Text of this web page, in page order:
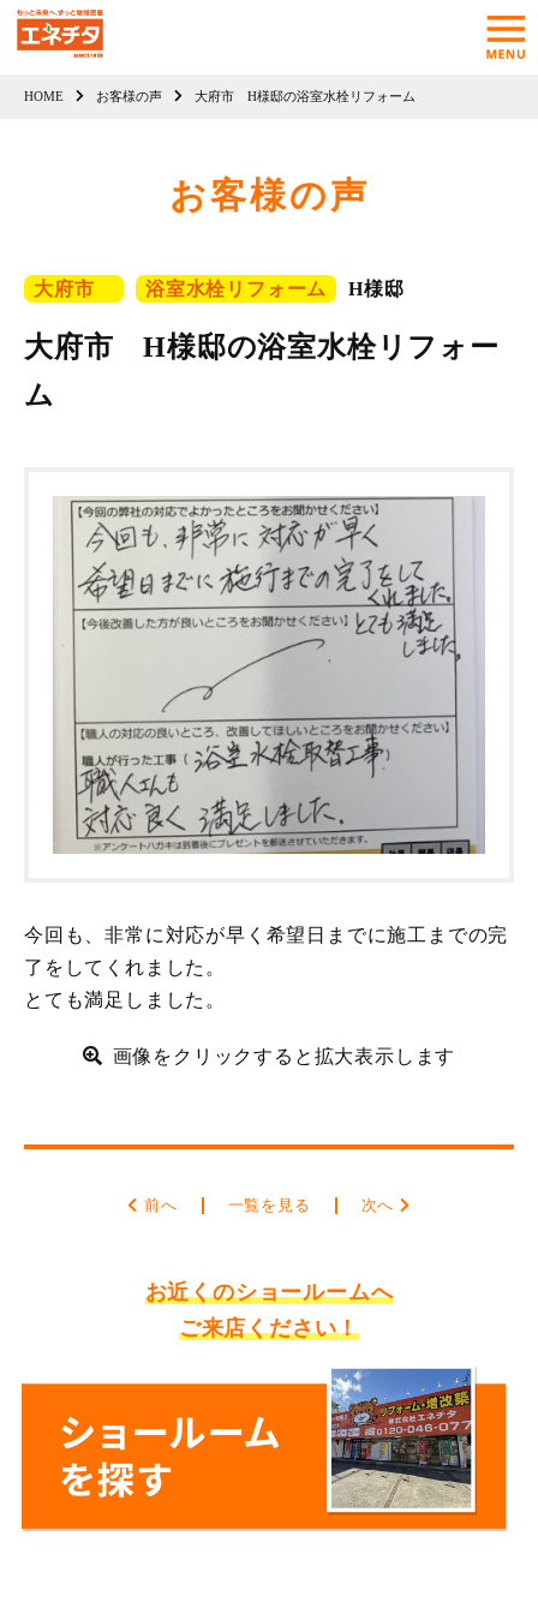
HOME お客様の声 大府市 H様邸の浴室水栓リフォーム
お客様の声
大府市 浴室水栓リフォーム H様邸
大府市 H様邸の浴室水栓リフォー
ム
今回も、非常に対応が早く希望日までに施工までの完
了をしてくれました。
とても満足しました。
画像をクリックすると拡大表示します
前へ 一覧を見る 次へ
お近くのショールームへ
ご来店ください！